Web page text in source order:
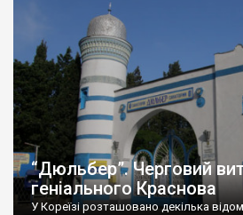
“Дюльбер”. Черговий
геніального Краснова
У Кореїзі розташовано декілька